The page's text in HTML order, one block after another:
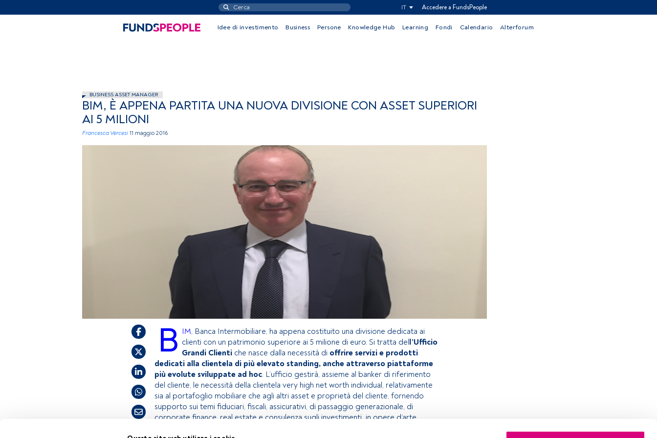
IT Accedere a FundsPeople
Idee di investimento Business Persone Knowledge Hub Learning Fondi Calendario Alterforum
BUSINESS ASSET MANAGER
BIM, È APPENA PARTITA UNA NUOVA DIVISIONE CON ASSET SUPERIORI
AI 5 MILIONI
Francesca Vercesi 11 maggio 2016
B IM, Banca Intermobiliare, ha appena costituito una divisione dedicata ai
clienti con un patrimonio superiore ai 5 milione di euro. Si tratta dell’Ufficio
Grandi Clienti che nasce dalla necessità di offrire servizi e prodotti
dedicati alla clientela di più elevato standing, anche attraverso piattaforme
più evolute sviluppate ad hoc. L’ufficio gestirà, assieme al banker di riferimento
del cliente, le necessità della clientela very high net worth individual, relativamente
sia al portafoglio mobiliare che agli altri asset e proprietà del cliente, fornendo
supporto sui temi fiduciari, fiscali, assicurativi, di passaggio generazionale, di
corporate finance, real estate e consulenza sugli investimenti in opere d’arte.